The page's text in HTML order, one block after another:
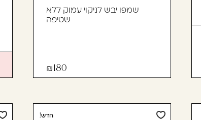
שמפו יבש לניקוי עמוק ללא
שטיפה
180
חדש!